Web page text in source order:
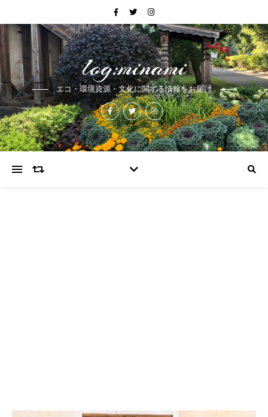
log:minami
エコ・環境資源・文化に関する情報をお届け